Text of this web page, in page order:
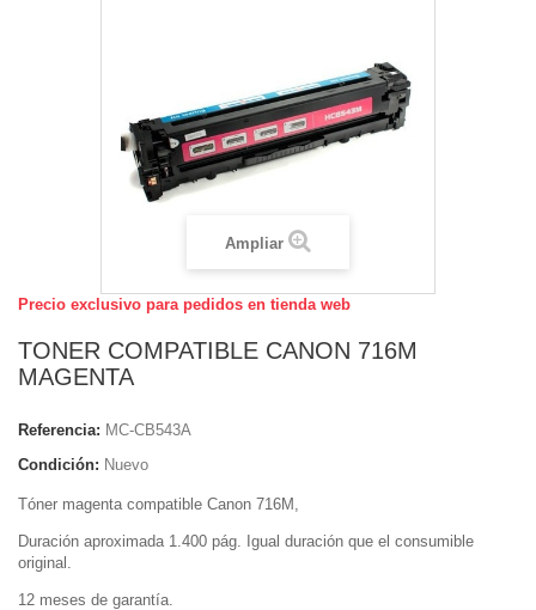
Ampliar
Precio exclusivo para pedidos en tienda web
TONER COMPATIBLE CANON 716M
MAGENTA
Referencia: MC-CB543A
Condición: Nuevo
Tóner magenta compatible Canon 716M,
Duración aproximada 1.400 pág. Igual duración que el consumible
original.
12 meses de garantía.